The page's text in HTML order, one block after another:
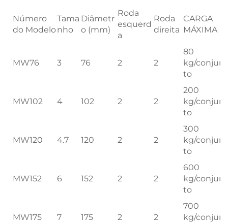
Número
do Modelo
Tama
nho
Diâmetr
o (mm)
Roda
esquerd
a
Roda
direita
CARGA
MÁXIMA
MW76 3 76 2 2
80
kg/conjun
to
MW102 4 102 2 2
200
kg/conjun
to
MW120 4.7 120 2 2
300
kg/conjun
to
MW152 6 152 2 2
600
kg/conjun
to
MW175 7 175 2 2
700
kg/conjun